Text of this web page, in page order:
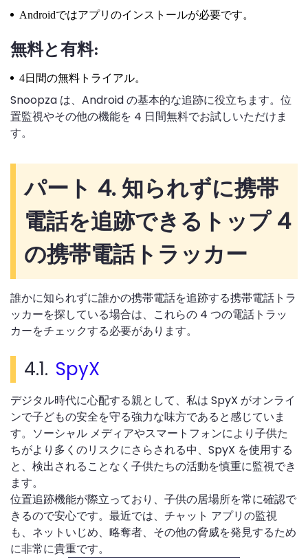
Androidではアプリのインストールが必要です。
無料と有料:
4日間の無料トライアル。
Snoopza は、Android の基本的な追跡に役立ちます。位
置監視やその他の機能を 4 日間無料でお試しいただけま
す。
パート 4. 知られずに携帯
電話を追跡できるトップ 4
の携帯電話トラッカー
誰かに知られずに誰かの携帯電話を追跡する携帯電話トラ
ッカーを探している場合は、これらの 4 つの電話トラッ
カーをチェックする必要があります。
4.1. SpyX
デジタル時代に心配する親として、私は SpyX がオンライ
ンで子どもの安全を守る強力な味方であると感じていま
す。ソーシャル メディアやスマートフォンにより子供た
ちがより多くのリスクにさらされる中、SpyX を使用する
と、検出されることなく子供たちの活動を慎重に監視でき
ます。
位置追跡機能が際立っており、子供の居場所を常に確認で
きるので安心です。最近では、チャット アプリの監視
も、ネットいじめ、略奪者、その他の脅威を発見するため
に非常に貴重です。